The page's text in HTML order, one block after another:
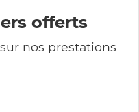
offerts
nos prestations